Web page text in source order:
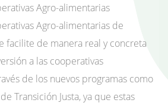
Agro-alimentarias
Agro-alimentarias de
facilite de manera real y concreta
a las cooperativas
de los nuevos programas como
Transición Justa, ya que estas